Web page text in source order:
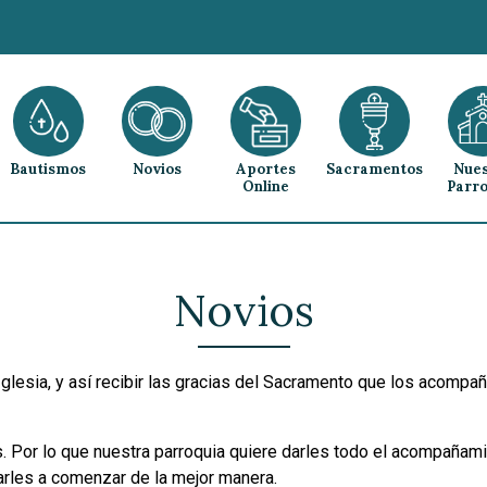
Bautismos Novios
Aportes
Online
Sacramentos
Novios
y así recibir las gracias del Sacramento que los
lo que nuestra parroquia quiere darles todo el
a comenzar de la mejor manera.